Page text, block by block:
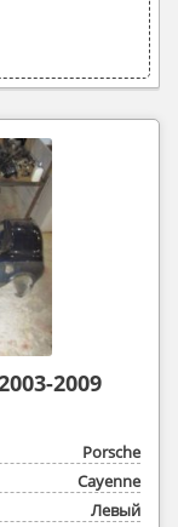
2009
Porsche
Cayenne
Левый